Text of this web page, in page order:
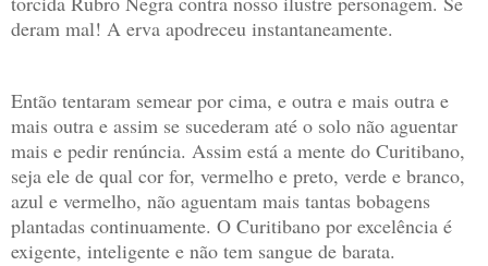
deram mal! A erva apodreceu instantaneamente.
Então tentaram semear por cima, e outra e mais outra e
mais outra e assim se sucederam até o solo não aguentar
mais e pedir renúncia. Assim está a mente do Curitibano,
seja ele de qual cor for, vermelho e preto, verde e branco,
azul e vermelho, não aguentam mais tantas bobagens
plantadas continuamente. O Curitibano por excelência é
exigente, inteligente e não tem sangue de barata.